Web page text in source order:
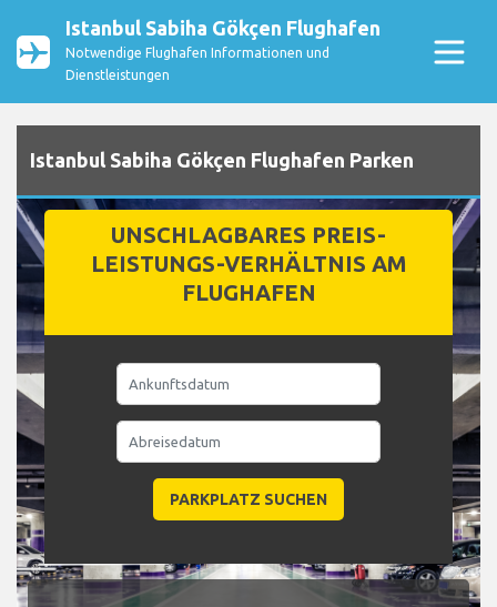
Istanbul Sabiha Gökçen Flughafen
Notwendige Flughafen Informationen und
Dienstleistungen
Istanbul Sabiha Gökçen Flughafen Parken
UNSCHLAGBARES PREIS-
LEISTUNGS-VERHÄLTNIS AM
FLUGHAFEN